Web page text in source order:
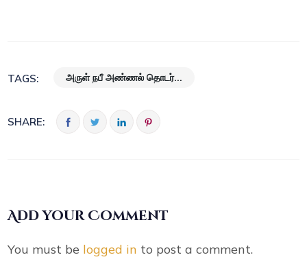
TAGS: அருள் நபீ அண்ணல் தொடர்...
SHARE:
Add your Comment
You must be logged in to post a comment.